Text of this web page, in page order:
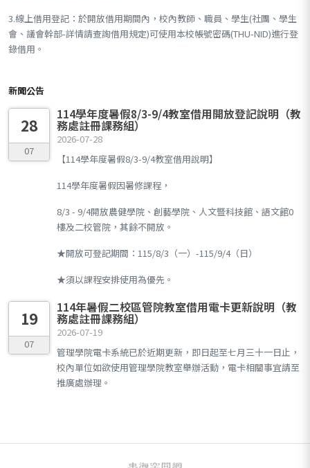
3.線上借用登記：於開放借用期間內，校內教師、職員、學生(社團、學生
會、議會幹部-詳情請查詢借用規定)可使用本校帳號密碼(THU-NID)進行登
錄借用。
新聞公告
28
07
114學年度暑假8/3-9/4教室借用開放登記說明（教
務處註冊課務組）
2026-07-28
【114學年度暑假8/3-9/4教室借用說明】
114學年度暑假因暑修課程，
8/3 - 9/4開放農健學院、創藝學院、人文暨科技館、語文館0
樓及二校管院，其餘不開放。
★開放可登記期間：115/8/3（一）-115/9/4（日）
★須以課程安排使用為優先。
19
07
114年暑假二校區管院教室借用電卡更新說明（教
務處註冊課務組）
2026-07-19
管理學院電卡系統已於近期更新，即日起至七月三十一日止，
校內單位如欲使用管理學院教室舉辦活動，電卡相關事宜請至
推廣處辦理。